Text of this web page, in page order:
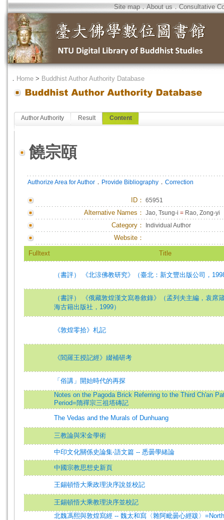
Site map．About us．Consultative
． Home > Buddhist Author Authority Database
Author Authority Result Content
饒宗頤
Authorize Area for Author ． Provide Bibliography ． Correction
ID ： 65951
Alternative Names： Jao, Tsung-i = Rao, Zong-yi
Category： Individual Author
Website：
Fulltext Title
（書評） 《北涼佛教研究》（臺北：新文豐出版公司，
（書評） 《俄藏敦煌漢文寫卷敘錄》（孟列夫主編，袁席
海古籍出版社，1999）
《敦煌零拾》札記
《閻羅王授記經》綴補研考
「俗講」開始時代的再探
Notes on the Pagoda Brick Referring to the Third Ch'an
Period=隋禪宗三祖塔磚記
The Vedas and the Murals of Dunhuang
三教論與宋金學術
中印文化關係史論集‧語文篇 -- 悉曇學緒論
中國宗教思想史新頁
王錫頓悟大乘政理決序說並校記
王錫頓悟大乘教理決序並校記
北魏馮熙與敦煌寫經 -- 魏太和寫〈雜阿毗曇心經跋〉